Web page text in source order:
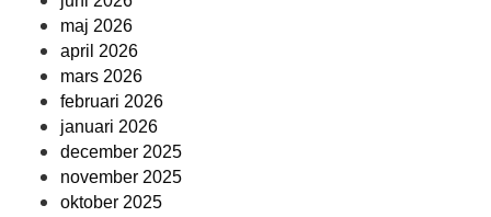
maj 2026
april 2026
mars 2026
februari 2026
januari 2026
december 2025
november 2025
oktober 2025